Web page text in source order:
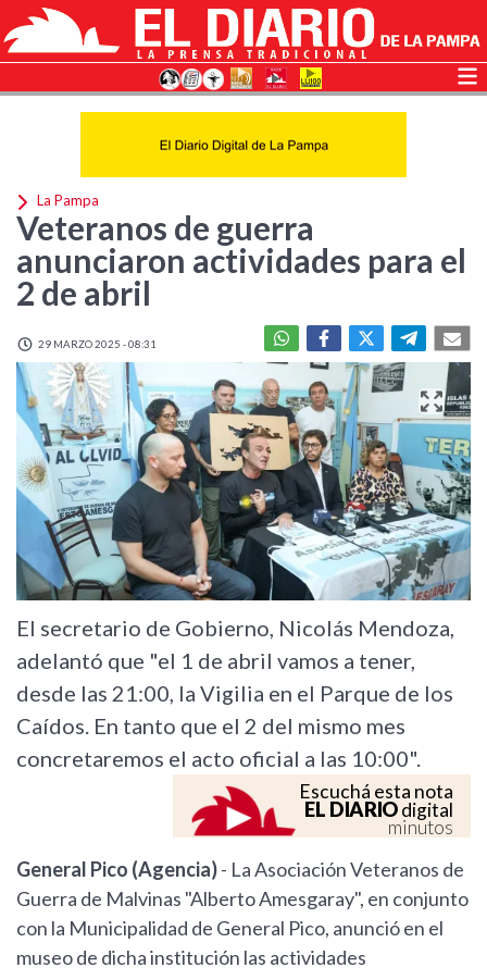
La Pampa
Veteranos de guerra
anunciaron actividades para el
2 de abril
29 MARZO 2025 - 08:31
El secretario de Gobierno, Nicolás Mendoza,
adelantó que "el 1 de abril vamos a tener,
desde las 21:00, la Vigilia en el Parque de los
Caídos. En tanto que el 2 del mismo mes
concretaremos el acto oficial a las 10:00".
Escuchá esta nota
EL DIARIOdigital
minutos
General Pico (Agencia)- La Asociación Veteranos de
Guerra de Malvinas "Alberto Amesgaray", en conjunto
con la Municipalidad de General Pico, anunció en el
museo de dicha institución las actividades